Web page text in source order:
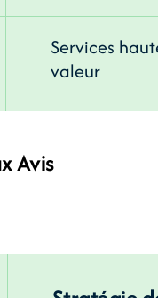
Services
valeur
Avis